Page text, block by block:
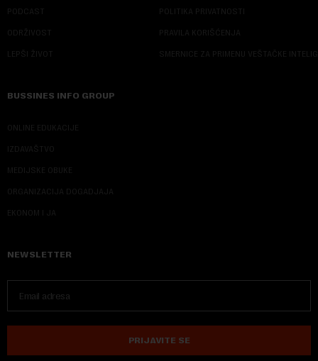
PODCAST
ODRŽIVOST
LEPŠI ŽIVOT
POLITIKA PRIVATNOSTI
PRAVILA KORIŠĆENJA
SMERNICE ZA PRIMENU VEŠTAČKE
BUSSINES INFO GROUP
ONLINE EDUKACIJE
IZDAVAŠTVO
MEDIJSKE OBUKE
ORGANIZACIJA DOGADJAJA
EKONOM I JA
NEWSLETTER
PRIJAVITE SE